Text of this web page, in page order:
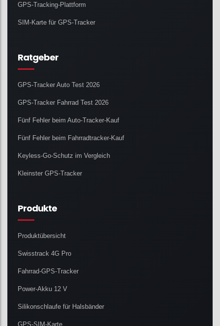
GPS-Tracking-Plattform
SIM-Karte für GPS-Tracker
Ratgeber
GPS-Tracker Auto Test 2026
GPS-Tracker Fahrrad Test 2026
Fünf Fehler beim Auto-Tracker-Kauf
Fünf Fehler beim Fahrradtracker-Kauf
Keyless-Go-Schutz im Vergleich
Kleinster GPS-Tracker
Produkte
Produktübersicht
Swisstrack 4G Pro
Fahrrad-GPS-Tracker
Power-Akku 12 V
Silikonschlaufe für Halsbänder
GPS-SIM-Karte